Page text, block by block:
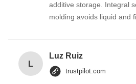
additive storage. Integral
molding avoids liquid and
L
Luz Ruiz
trustpilot.com